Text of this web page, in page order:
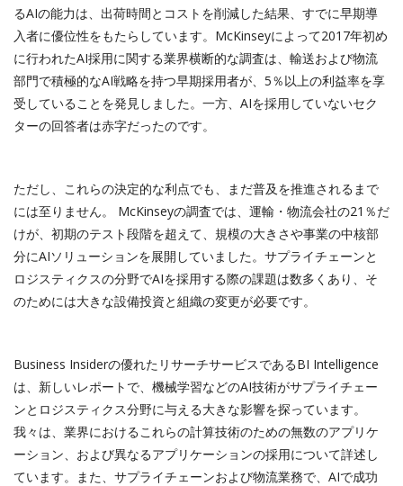
るAIの能力は、出荷時間とコストを削減した結果、すでに早期導
入者に優位性をもたらしています。McKinseyによって2017年初め
に行われたAI採用に関する業界横断的な調査は、輸送および物流
部門で積極的なAI戦略を持つ早期採用者が、5％以上の利益率を享
受していることを発見しました。一方、AIを採用していないセク
ターの回答者は赤字だったのです。
ただし、これらの決定的な利点でも、まだ普及を推進されるまで
には至りません。 McKinseyの調査では、運輸・物流会社の21％だ
けが、初期のテスト段階を超えて、規模の大きさや事業の中核部
分にAIソリューションを展開していました。サプライチェーンと
ロジスティクスの分野でAIを採用する際の課題は数多くあり、そ
のためには大きな設備投資と組織の変更が必要です。
Business Insiderの優れたリサーチサービスであるBI Intelligence
は、新しいレポートで、機械学習などのAI技術がサプライチェー
ンとロジスティクス分野に与える大きな影響を探っています。
我々は、業界におけるこれらの計算技術のための無数のアプリケ
ーション、および異なるアプリケーションの採用について詳述し
ています。また、サプライチェーンおよび物流業務で、AIで成功